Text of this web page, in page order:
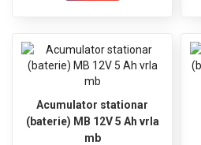
Acumulator stationar
(baterie) MB 12V 5 Ah vrla
mb